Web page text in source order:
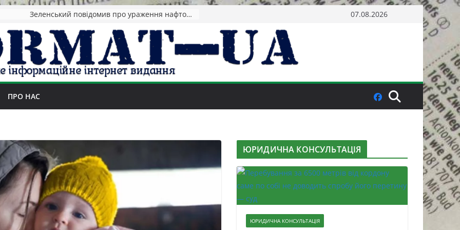
Зеленський повідомив про ураження нафтозаводів РФ за понад 1300 км від фронту 07.08.2026
ПРО НАС
ЮРИДИЧНА КОНСУЛЬТАЦІЯ
ЮРИДИЧНА КОНСУЛЬТАЦІЯ